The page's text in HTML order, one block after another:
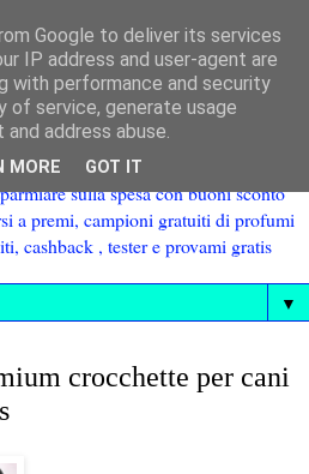
sulla spesa con buoni sconto
a premi, campioni gratuiti di profumi
cashback , tester e provami gratis
▼
crocchette per cani
Google to deliver its services
IP address and user-agent are
with performance and security
of service, generate usage
address abuse.
MORE GOT IT